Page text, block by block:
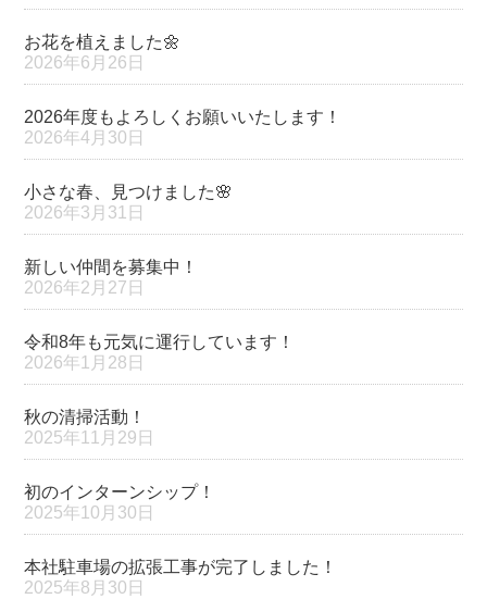
お花を植えました🌼
2026年6月26日
2026年度もよろしくお願いいたします！
2026年4月30日
小さな春、見つけました🌸
2026年3月31日
新しい仲間を募集中！
2026年2月27日
令和8年も元気に運行しています！
2026年1月28日
秋の清掃活動！
2025年11月29日
初のインターンシップ！
2025年10月30日
本社駐車場の拡張工事が完了しました！
2025年8月30日